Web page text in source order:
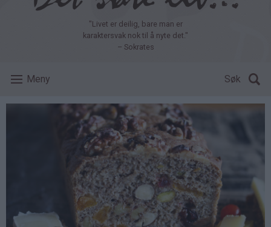
"Livet er deilig, bare man er
karaktersvak nok til å nyte det."
– Sokrates
Meny Søk